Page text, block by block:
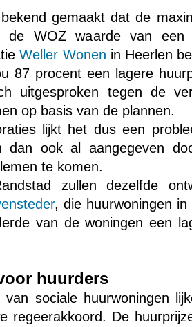
gemaakt dat de
WOZ waarde van een
Weller Wonen in Heerlen
87 procent een lagere
uitgesproken tegen de
op basis van de plannen.
lijkt het dus een
dan ook al aangegeven
te komen.
zullen dezelfde
, die huurwoningen
van de woningen een
huurders
van sociale huurwoningen
regeerakkoord. De